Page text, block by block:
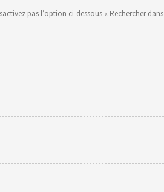
pas l’option ci-dessous « Rechercher dans